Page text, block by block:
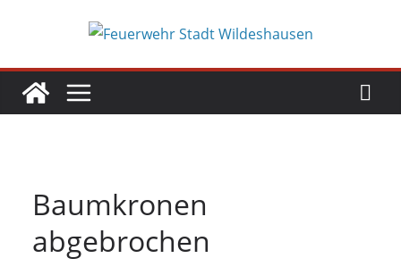
Baumkronen
abgebrochen